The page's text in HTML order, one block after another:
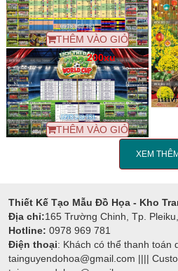
THÊM VÀO GIỎ
200xu
THÊM VÀO GIỎ
XEM THÊM
Thiết Kế Tạo Mẫu Đồ Họa - Kho
Địa chỉ:165 Trường Chinh, Tp.
Hotline: 0978 969 781
Điện thoại: Khách có thể thanh toán
tainguyendohoa@gmail.com ||||